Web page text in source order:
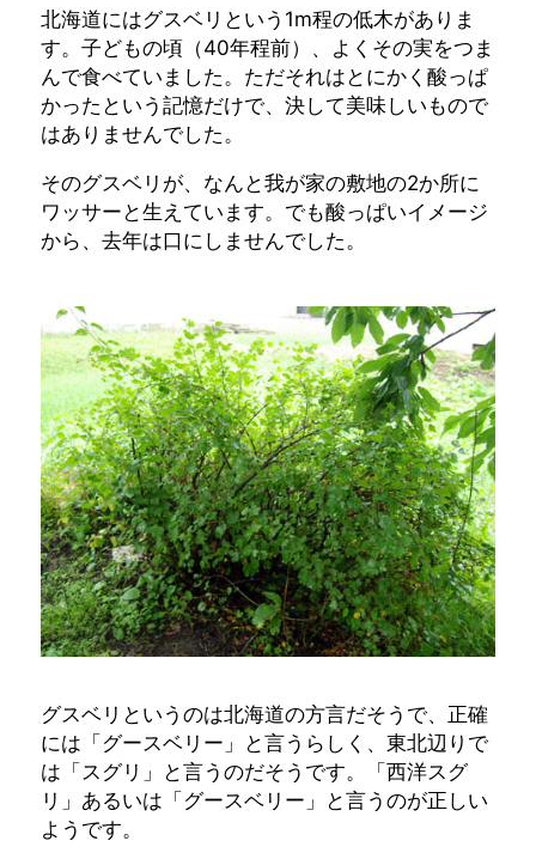
北海道にはグスベリという1m程の低木がありま
す。子どもの頃（40年程前）、よくその実をつま
んで食べていました。ただそれはとにかく酸っぱ
かったという記憶だけで、決して美味しいもので
はありませんでした。
そのグスベリが、なんと我が家の敷地の2か所に
ワッサーと生えています。でも酸っぱいイメージ
から、去年は口にしませんでした。
グスベリというのは北海道の方言だそうで、正確
には「グースベリー」と言うらしく、東北辺りで
は「スグリ」と言うのだそうです。「西洋スグ
リ」あるいは「グースベリー」と言うのが正しい
ようです。